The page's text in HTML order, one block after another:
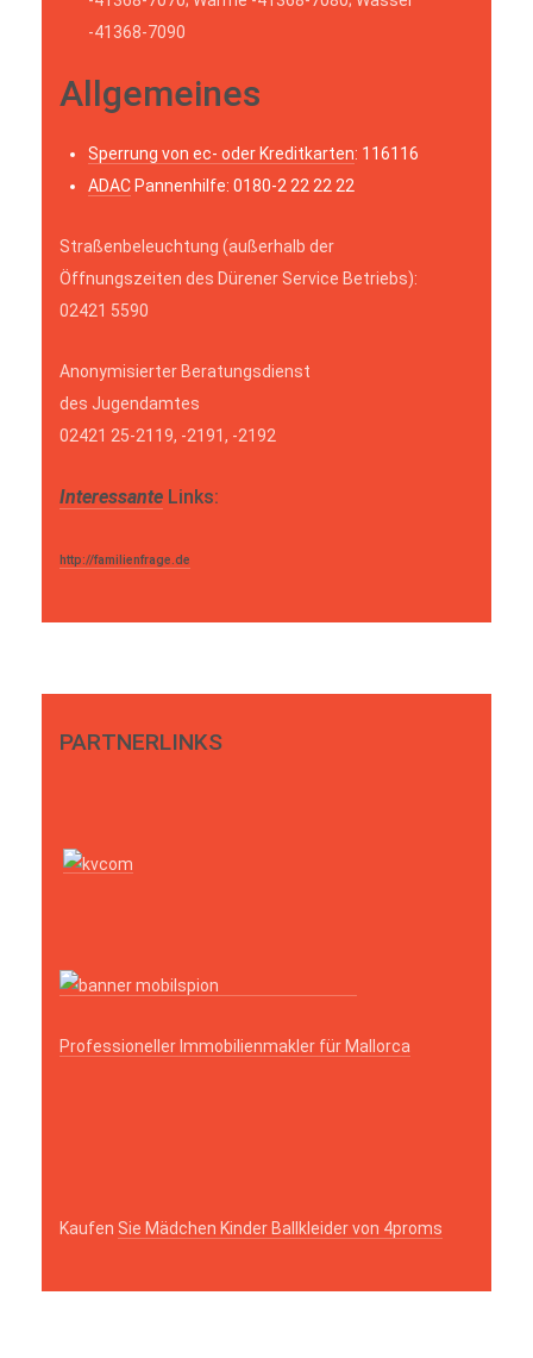
-41368-7090
Allgemeines
Sperrung von ec- oder Kreditkarten: 116116
ADAC Pannenhilfe: 0180-2 22 22 22
Straßenbeleuchtung (außerhalb der
Öffnungszeiten des Dürener Service Betriebs):
02421 5590
Anonymisierter Beratungsdienst
des Jugendamtes
02421 25-2119, -2191, -2192
Interessante Links:
http://familienfrage.de
PARTNERLINKS
Professioneller Immobilienmakler für Mallorca
Kaufen Sie Mädchen Kinder Ballkleider von 4proms